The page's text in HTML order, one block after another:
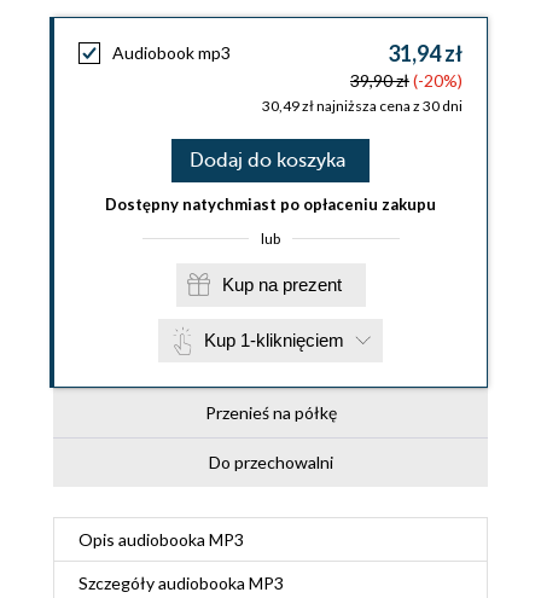
Audiobook mp3 31,94 zł
39,90 zł(-20%)
30,49 zł najniższa cena z 30 dni
Dodaj do koszyka
Dostępny natychmiast po opłaceniu zakupu
lub
Kup na prezent
Kup 1-kliknięciem
Przenieś na półkę
Do przechowalni
Opis audiobooka MP3
Szczegółyaudiobooka MP3